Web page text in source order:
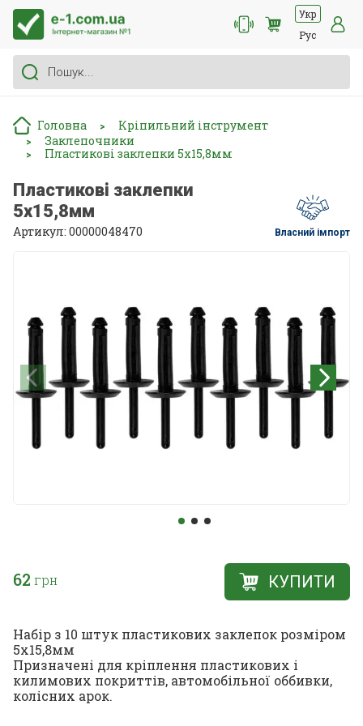
Укр
Рус
Головна > Кріпильний інструмент
> Заклепочники
> Пластикові заклепки 5х15,8мм
Пластикові заклепки
5х15,8мм
Артикул: 00000048470 Власний імпорт
62 грн КУПИТИ
Набір з 10 штук пластикових заклепок розміром
5х15,8мм
Призначені для кріплення пластикових і
килимових покриттів, автомобільної оббивки,
колісних арок.